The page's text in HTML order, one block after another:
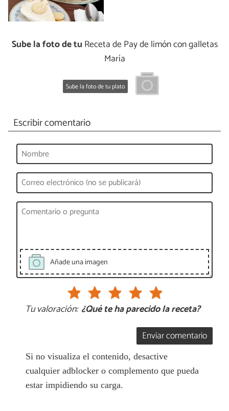
Sube la foto de tu Receta de Pay de limón con galletas
María
Sube la foto de tu plato
Escribir comentario
Añade una imagen
Tu valoración: ¿Qué te ha parecido la receta?
Enviar comentario
Si no visualiza el contenido, desactive
cualquier adblocker o complemento que pueda
estar impidiendo su carga.